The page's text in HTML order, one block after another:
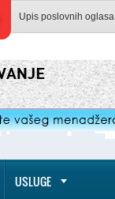
Upis poslovnih oglasa
USLUGE